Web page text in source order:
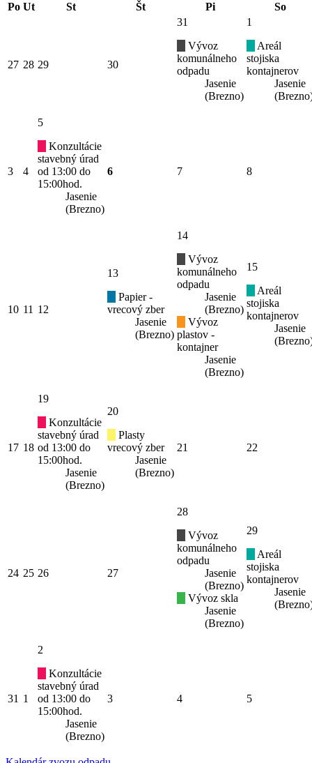
Po Ut St Št Pi So
27 28 29 30
31
Vývoz
komunálneho
odpadu
Jasenie
(Brezno)
1
Areál
stojiska
kontajnerov
Jasenie
3 4
5
Konzultácie
stavebný úrad
od 13:00 do
15:00hod.
Jasenie
(Brezno)
6 7 8
10 11 12
13
Papier -
vrecový zber
Jasenie
(Brezno)
14
Vývoz
komunálneho
odpadu
Jasenie
(Brezno)
Vývoz
plastov -
kontajner
Jasenie
(Brezno)
15
Areál
stojiska
kontajnerov
Jasenie
17 18
19
Konzultácie
stavebný úrad
od 13:00 do
15:00hod.
Jasenie
(Brezno)
20
Plasty
vrecový zber
Jasenie
(Brezno)
21 22
24 25 26 27
28
Vývoz
komunálneho
odpadu
Jasenie
(Brezno)
Vývoz skla
Jasenie
(Brezno)
29
Areál
stojiska
kontajnerov
Jasenie
31 1
2
Konzultácie
stavebný úrad
od 13:00 do
15:00hod.
Jasenie
(Brezno)
3 4 5